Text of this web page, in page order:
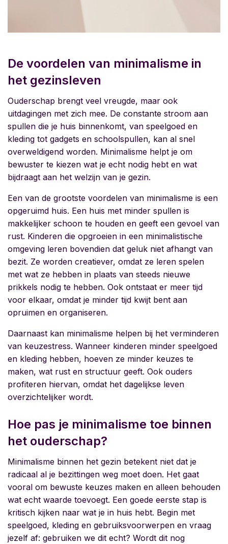
De voordelen van minimalisme in
het gezinsleven
Ouderschap brengt veel vreugde, maar ook
uitdagingen met zich mee. De constante stroom aan
spullen die je huis binnenkomt, van speelgoed en
kleding tot gadgets en schoolspullen, kan al snel
overweldigend worden. Minimalisme helpt je om
bewuster te kiezen wat je echt nodig hebt en wat
bijdraagt aan het welzijn van je gezin.
Een van de grootste voordelen van minimalisme is een
opgeruimd huis. Een huis met minder spullen is
makkelijker schoon te houden en geeft een gevoel van
rust. Kinderen die opgroeien in een minimalistische
omgeving leren bovendien dat geluk niet afhangt van
bezit. Ze worden creatiever, omdat ze leren spelen
met wat ze hebben in plaats van steeds nieuwe
prikkels nodig te hebben. Ook ontstaat er meer tijd
voor elkaar, omdat je minder tijd kwijt bent aan
opruimen en organiseren.
Daarnaast kan minimalisme helpen bij het verminderen
van keuzestress. Wanneer kinderen minder speelgoed
en kleding hebben, hoeven ze minder keuzes te
maken, wat rust en structuur geeft. Ook ouders
profiteren hiervan, omdat het dagelijkse leven
overzichtelijker wordt.
Hoe pas je minimalisme toe binnen
het ouderschap?
Minimalisme binnen het gezin betekent niet dat je
radicaal al je bezittingen weg moet doen. Het gaat
vooral om bewuste keuzes maken en alleen behouden
wat echt waarde toevoegt. Een goede eerste stap is
kritisch kijken naar wat je in huis hebt. Begin met
speelgoed, kleding en gebruiksvoorwerpen en vraag
jezelf af: gebruiken we dit echt? Wordt dit nog